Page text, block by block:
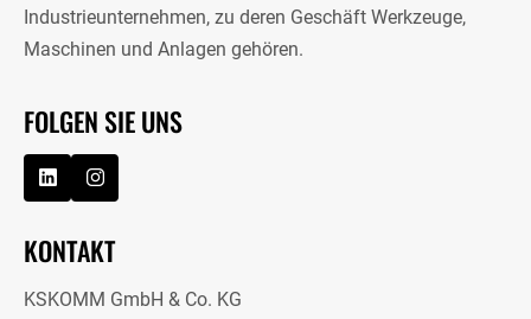
Industrieunternehmen, zu deren Geschäft Werkzeuge,
Maschinen und Anlagen gehören.
FOLGEN SIE UNS
KONTAKT
KSKOMM GmbH & Co. KG